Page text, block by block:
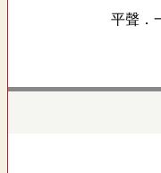
平聲．